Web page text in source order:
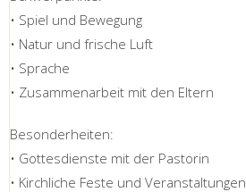
• Spiel und Bewegung
• Natur und frische Luft
• Sprache
• Zusammenarbeit mit den Eltern
Besonderheiten:
• Gottesdienste mit der Pastorin
• Kirchliche Feste und Veranstaltungen